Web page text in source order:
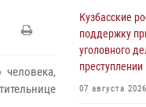
Кузбасские
поддержку
уголовного
07 августа